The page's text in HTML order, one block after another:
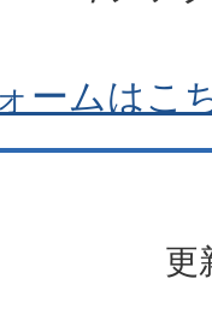
ームはこ
更